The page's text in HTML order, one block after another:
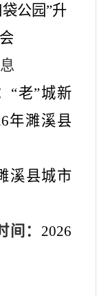
公园”升
“老”城新
年濉溪县
溪县城市
间： 2026